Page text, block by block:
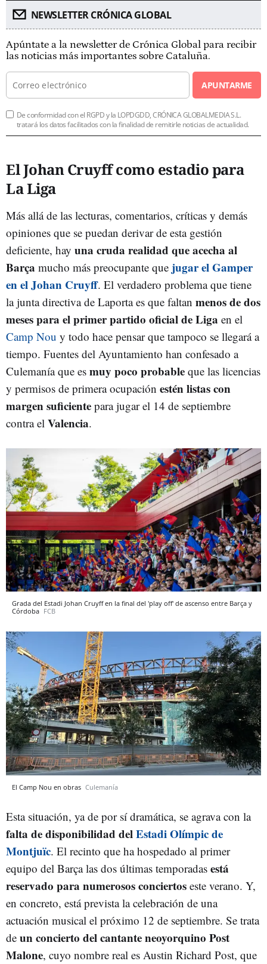
NEWSLETTER CRÓNICA GLOBAL
Apúntate a la newsletter de Crónica Global para recibir
las noticias más importantes sobre Cataluña.
APUNTARME
De conformidad con el RGPD y la LOPDGDD, CRÓNICA GLOBALMEDIA S.L.
tratará los datos facilitados con la finalidad de remitirle noticias de actualidad.
El Johan Cruyff como estadio para
La Liga
Más allá de las lecturas, comentarios, críticas y demás
opiniones que se puedan derivar de esta gestión
deficiente, hay una cruda realidad que acecha al
Barça mucho más preocupante que jugar el Gamper
en el Johan Cruyff. El verdadero problema que tiene
la junta directiva de Laporta es que faltan menos de dos
meses para el primer partido oficial de Liga en el
Camp Nou y todo hace pensar que tampoco se llegará a
tiempo. Fuentes del Ayuntamiento han confesado a
Culemanía que es muy poco probable que las licencias
y permisos de primera ocupación estén listas con
margen suficiente para jugar el 14 de septiembre
contra el Valencia.
Grada del Estadi Johan Cruyff en la final del 'play off' de ascenso entre Barça y
Córdoba FCB
El Camp Nou en obras Culemanía
Esta situación, ya de por sí dramática, se agrava con la
falta de disponibilidad delEstadi Olímpic de
Montjuïc. El recinto que ha hospedado al primer
equipo del Barça las dos últimas temporadas está
reservado para numerosos conciertos este verano. Y,
en concreto, está prevista la celebración de una
actuación musical el próximo 12 de septiembre. Se trata
de un concierto del cantante neoyorquino Post
Malone, cuyo nombre real es Austin Richard Post, que